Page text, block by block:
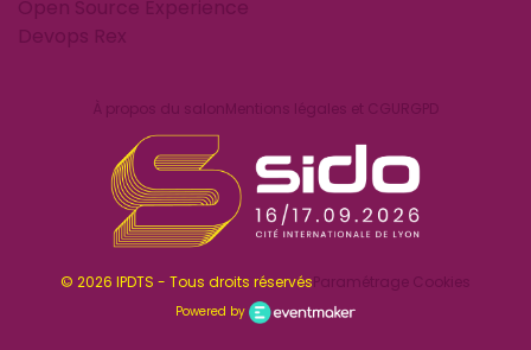
Open Source Experience
Devops Rex
À propos du salonMentions légales et CGURGPD
© 2026 IPDTS - Tous droits réservésParamétrage Cookies
Powered by